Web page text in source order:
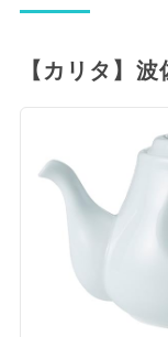
【カリタ】